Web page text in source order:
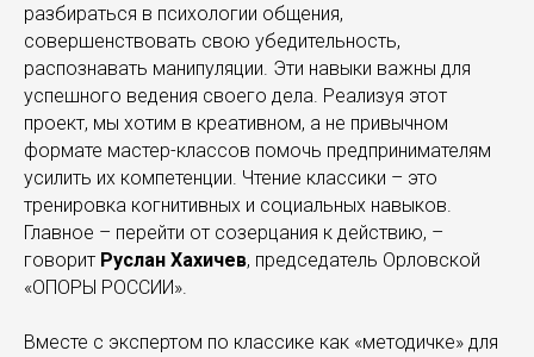
разбираться в психологии общения,
совершенствовать свою убедительность,
распознавать манипуляции. Эти навыки важны для
успешного ведения своего дела. Реализуя этот
проект, мы хотим в креативном, а не привычном
формате мастер-классов помочь предпринимателям
усилить их компетенции. Чтение классики – это
тренировка когнитивных и социальных навыков.
Главное – перейти от созерцания к действию, –
говорит Руслан Хахичев, председатель Орловской
«ОПОРЫ РОССИИ».
Вместе с экспертом по классике как «методичке» для